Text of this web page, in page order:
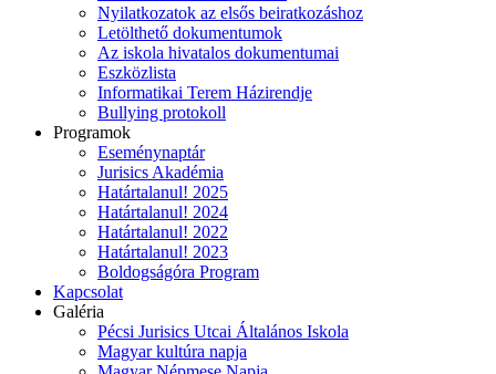
Nyilatkozatok az elsős beiratkozáshoz
Letölthető dokumentumok
Az iskola hivatalos dokumentumai
Eszközlista
Informatikai Terem Házirendje
Bullying protokoll
Programok
Eseménynaptár
Jurisics Akadémia
Határtalanul! 2025
Határtalanul! 2024
Határtalanul! 2022
Határtalanul! 2023
Boldogságóra Program
Kapcsolat
Galéria
Pécsi Jurisics Utcai Általános Iskola
Magyar kultúra napja